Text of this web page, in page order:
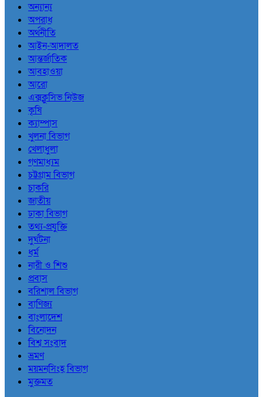
অন্যান্য
অপরাধ
অর্থনীতি
আইন-আদালত
আন্তর্জাতিক
আবহাওয়া
আরো
এক্সক্লুসিভ নিউজ
কৃষি
ক্যাম্পাস
খুলনা বিভাগ
খেলাধুলা
গণমাধ্যম
চট্টগ্রাম বিভাগ
চাকরি
জাতীয়
ঢাকা বিভাগ
তথ্য-প্রযুক্তি
দুর্ঘটনা
ধর্ম
নারী ও শিশু
প্রবাস
বরিশাল বিভাগ
বাণিজ্য
বাংলাদেশ
বিনোদন
বিশ্ব সংবাদ
ভ্রমণ
ময়মনসিংহ বিভাগ
মুক্তমত